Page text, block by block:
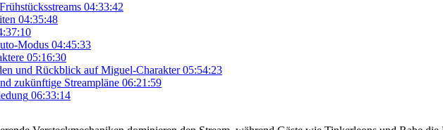
04:33:42
04:35:48
Modus 04:45:33
05:16:30
und Rückblick auf Miguel-Charakter 05:54:23
zukünftige Streampläne 06:21:59
06:33:14